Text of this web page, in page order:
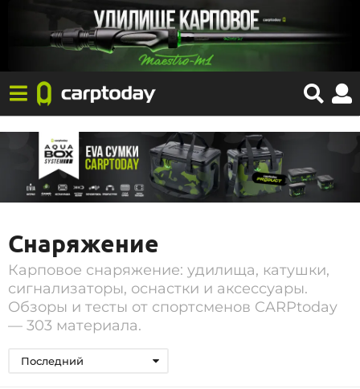
Снаряжение
Карповое снаряжение: удилища, катушки,
сигнализаторы, оснастки и аксессуары.
Обзоры и тесты от спортсменов CARPtoday
— 303 материала.
Последний